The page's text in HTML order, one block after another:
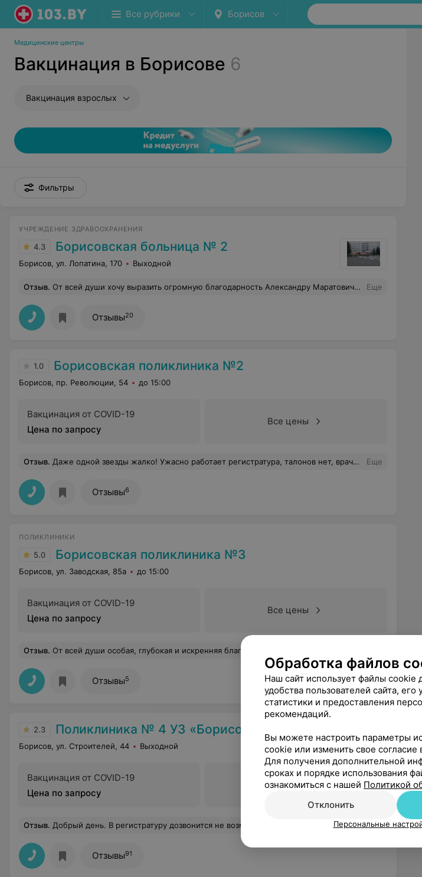
Все рубрики Борисов
Медицинские центры
Вакцинация в Борисове 6
Вакцинация взрослых
Фильтры
УЧРЕЖДЕНИЕ ЗДРАВООХРАНЕНИЯ
4.3 Борисовская больница № 2
Борисов, ул. Лопатина, 170 Выходной
Отзыв. От всей души хочу выразить огромную благодарность Александру Маратовичу за оказание быстрой и своевременной помощи за успешно проведенную операцию 09.11.2024г моей дочери Станчик Юлии Николаевне а также за внимательность и чуткость за профессионализм, за доброту сердца. Вы доктор от Бога. Спасибо. Еще
Отзывы20
1.0 Борисовская поликлиника №2
Борисов, пр. Революции, 54 до 15:00
Вакцинация от COVID-19
Цена по запросу
Все цены
Отзыв. Даже одной звезды жалко! Ужасно работает регистратура, талонов нет, врачей не хватает, многие специалисты (но не все) демонстрируют цинизм и полное безразличие к пациенту. Мне седьмой десяток, за свою жизнь я обслуживалась во многих поликлиниках Беларуси, в т.ч. в Минске, но ТАКОГО отношения не видела нигде. Еще
Отзывы6
ПОЛИКЛИНИКИ
5.0 Борисовская поликлиника №3
Борисов, ул. Заводская, 85а до 15:00
Вакцинация от COVID-19
Цена по запросу
Все цены
Отзыв. От всей души особая, глубокая и искренняя благодарность заведующей поликлиники №3, Двужильной Ольге Сергеевне, за высочайший профессионализм, любовь к своей профессии, за ее душевные качества: доброе сердце, внимательное и терпеливое отношение к пациентам (не считаясь с личным временем, продолжать прием до позднего вечера), за умение найти слова поддержки, назначить не только эффективное лечение, но и ответить на все вопросы, дать нужные советы и рекомендации. Спасибо Вам, Ольга Сергеевна, и в Вашем лице всем сотрудникам поликлиники. Здоровья, благополучия, вам и вашим семьям, терпения в нелегком, но благодарном, важном и очень нужном труде!!! С уважением Шеин В.К. и Карпович Е.А.
Отзывы5
2.3 Поликлиника № 4 УЗ «Борисовская ЦРБ»
Борисов, ул. Строителей, 44 Выходной
Вакцинация от COVID-19
Цена по запросу
Все цены
Отзыв. Добрый день. В регистратуру дозвонится не возможно, от слова совсем. Сначала была в очереди вторая , затем опять ответили вторая , потом переключился телефон в фоновый режим и на гудки никто не ответил , держала трубку пока самой не надоело. Вот так работают в регистратуре. Желаем только здоровья тем , кто относится к пациентам так безответственно . Еще
Отзывы91
Обработка файлов
Наш сайт использует файлы cookie
удобства пользователей сайта,
статистики и предоставления
рекомендаций.
Вы можете настроить параметры
cookie или изменить свое
Для получения дополнительной
сроках и порядке использования
ознакомиться с нашей Политикой
Отклонить
Персональные